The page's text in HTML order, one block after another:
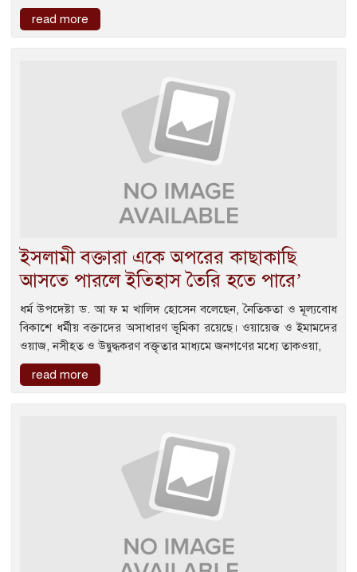
read more
ইসলামী বক্তারা একে অপরের কাছাকাছি
আসতে পারলে ইতিহাস তৈরি হতে পারে’
ধর্ম উপদেষ্টা ড. আ ফ ম খালিদ হোসেন বলেছেন, নৈতিকতা ও মূল্যবোধ
বিকাশে ধর্মীয় বক্তাদের অসাধারণ ভূমিকা রয়েছে। ওয়ায়েজ ও ইমামদের
ওয়াজ, নসীহত ও উদ্বুদ্ধকরণ বক্তৃতার মাধ্যমে জনগণের মধ্যে তাকওয়া,
read more